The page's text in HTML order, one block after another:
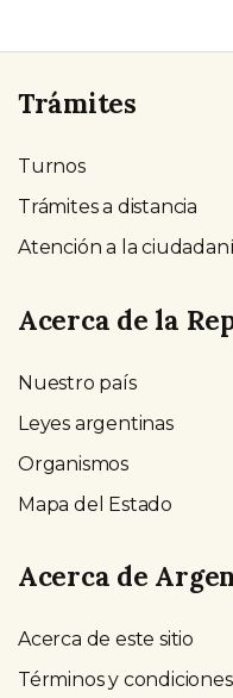
Trámites
Turnos
Trámites a distancia
Atención a la
Acerca de la
Nuestro país
Leyes argentinas
Organismos
Mapa del Estado
Acerca de
Acerca de este sitio
Términos y condiciones